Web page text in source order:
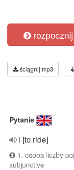
ściągnij mp3
Pytanie
I [to ride]
1. osoba liczby
subjunctive